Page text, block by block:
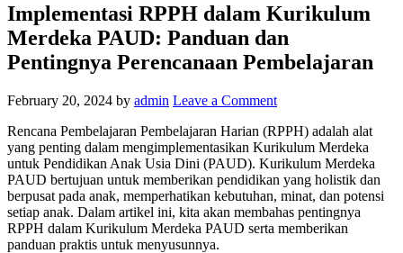
Implementasi RPPH dalam Kurikulum
Merdeka PAUD: Panduan dan
Pentingnya Perencanaan Pembelajaran
February 20, 2024 by admin Leave a Comment
Rencana Pembelajaran Pembelajaran Harian (RPPH) adalah alat
yang penting dalam mengimplementasikan Kurikulum Merdeka
untuk Pendidikan Anak Usia Dini (PAUD). Kurikulum Merdeka
PAUD bertujuan untuk memberikan pendidikan yang holistik dan
berpusat pada anak, memperhatikan kebutuhan, minat, dan potensi
setiap anak. Dalam artikel ini, kita akan membahas pentingnya
RPPH dalam Kurikulum Merdeka PAUD serta memberikan
panduan praktis untuk menyusunnya.